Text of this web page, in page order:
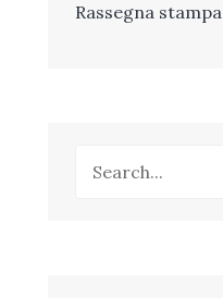
Rassegna stampa